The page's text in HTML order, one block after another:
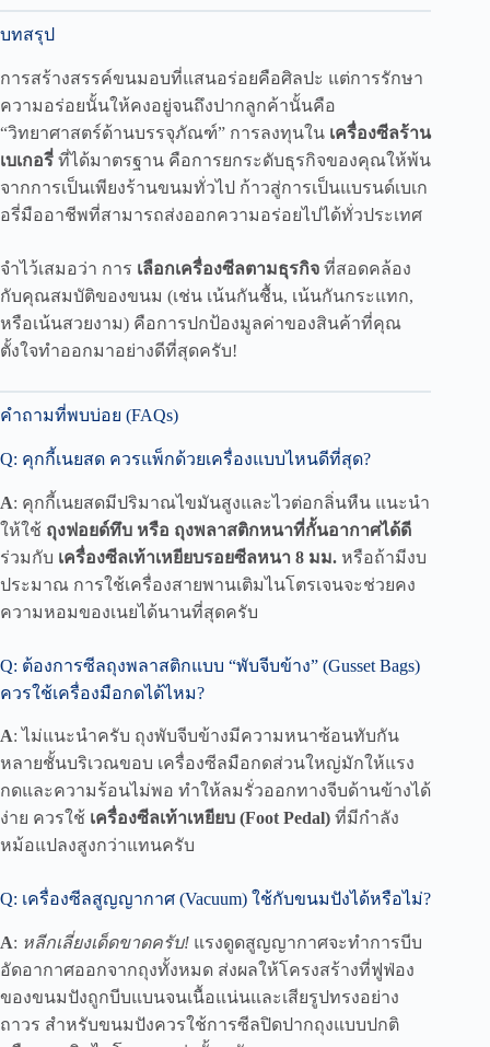
บทสรุป
การสร้างสรรค์ขนมอบที่แสนอร่อยคือศิลปะ แต่การรักษา
ความอร่อยนั้นให้คงอยู่จนถึงปากลูกค้านั้นคือ
“วิทยาศาสตร์ด้านบรรจุภัณฑ์” การลงทุนใน
เครื่องซีลร้าน
ที่ได้มาตรฐาน คือการยกระดับธุรกิจของคุณให้พ้น
จากการเป็นเพียงร้านขนมทั่วไป ก้าวสู่การเป็นแบรนด์เบเก
อรี่มืออาชีพที่สามารถส่งออกความอร่อยไปได้ทั่วประเทศ
จำไว้เสมอว่า การ เลือกเครื่องซีลตามธุรกิจ
ที่สอดคล้อง
หรือเน้นสวยงาม) คือการปกป้องมูลค่าของสินค้าที่คุณ
ตั้งใจทำออกมาอย่างดีที่สุดครับ!
คำถามที่พบบ่อย (FAQs)
: คุกกี้เนยสดมีปริมาณไขมันสูงและไวต่อกลิ่นหืน แนะนำ
ให้ใช้ถุงฟอยด์ทึบ หรือ ถุงพลาสติกหนาที่กั้นอากาศได้ดี
ร่วมกับเครื่องซีลเท้าเหยียบรอยซีลหนา 8 มม.หรือถ้ามีงบ
ประมาณ การใช้เครื่องสายพานเติมไนโตรเจนจะช่วยคง
ความหอมของเนยได้นานที่สุดครับ